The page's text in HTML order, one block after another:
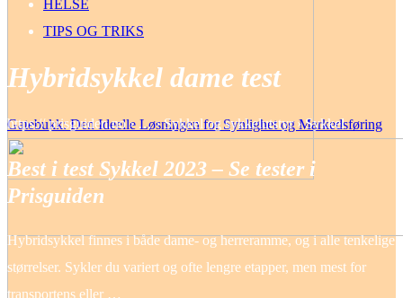
Gatebukk: Den Ideelle Løsningen for Synlighet og Markedsføring
HELSE
TIPS OG TRIKS
Hybridsykkel dame test
https:// prisguiden.no › … › Sykkel og sykkelutstyr › Sykkel
Best i test Sykkel 2023 – Se tester i
Prisguiden
Hybridsykkel finnes i både dame- og herreramme, og i alle tenkelige
størrelser. Sykler du variert og ofte lengre etapper, men mest for
transportens eller …